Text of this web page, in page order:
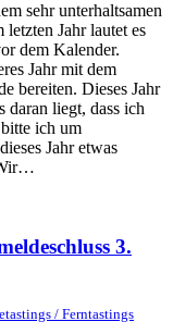
sehr unterhaltsamen
Jahr lautet es
dem Kalender.
Jahr mit dem
bereiten. Dieses Jahr
daran liegt, dass ich
ich um
Jahr etwas
3.
/ Ferntastings